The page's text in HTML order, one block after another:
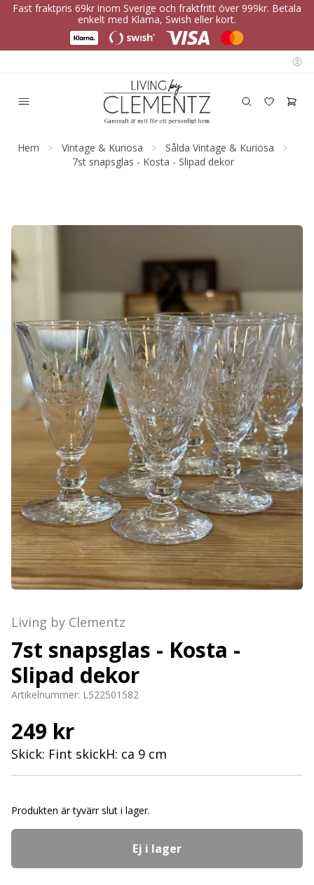
Fast fraktpris 69kr inom Sverige och fraktfritt över 999kr. Betala
enkelt med Klarna, Swish eller kort.
Hem Vintage & Kuriosa
Sålda Vintage & Kuriosa
7st snapsglas - Kosta - Slipad dekor
Living by Clementz
7st snapsglas - Kosta -
Slipad dekor
Artikelnummer: L522501582
249 kr
Skick: Fint skickH: ca 9 cm
Produkten är tyvärr slut i lager.
Ej i lager